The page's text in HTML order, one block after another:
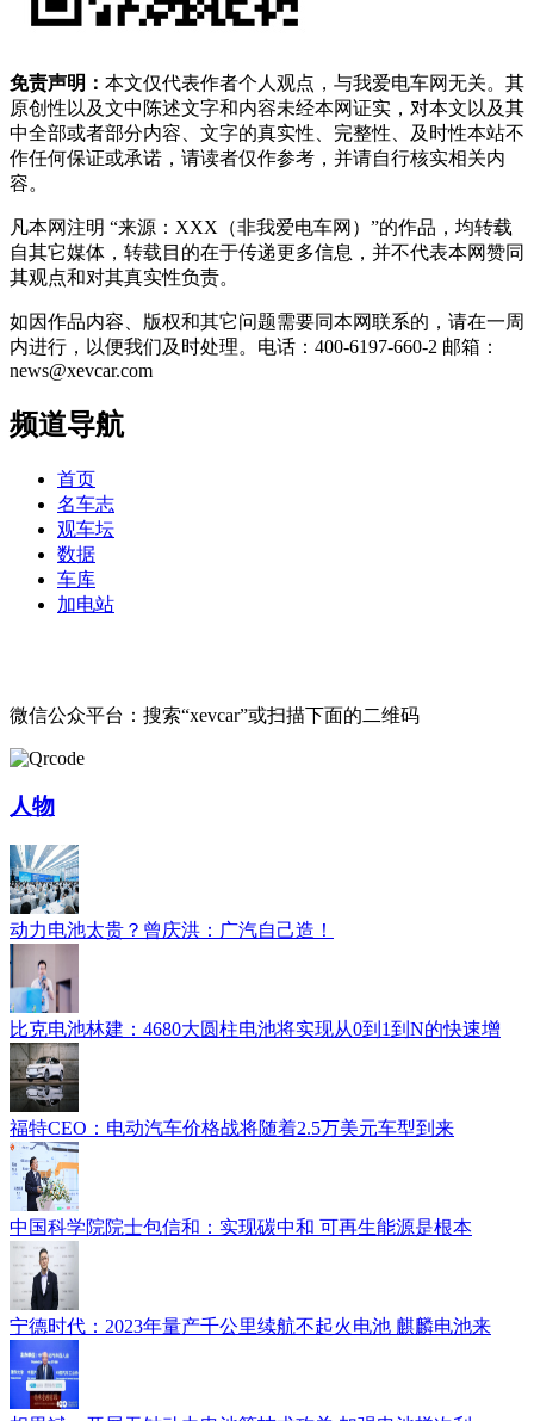
免责声明： 本文仅代表作者个人观点，与我爱电车网无关。其
原创性以及文中陈述文字和内容未经本网证实，对本文以及其
中全部或者部分内容、文字的真实性、完整性、及时性本站不
作任何保证或承诺，请读者仅作参考，并请自行核实相关内
容。
凡本网注明 “来源：XXX（非我爱电车网）”的作品，均转载
自其它媒体，转载目的在于传递更多信息，并不代表本网赞同
其观点和对其真实性负责。
如因作品内容、版权和其它问题需要同本网联系的，请在一周
内进行，以便我们及时处理。电话：400-6197-660-2 邮箱：
news@xevcar.com
频道导航
首页
名车志
观车坛
数据
车库
加电站
微信公众平台：搜索“xevcar”或扫描下面的二维码
人物
动力电池太贵？曾庆洪：广汽自己造！
比克电池林建：4680大圆柱电池将实现从0到1到N的快速增
福特CEO：电动汽车价格战将随着2.5万美元车型到来
中国科学院院士包信和：实现碳中和 可再生能源是根本
宁德时代：2023年量产千公里续航不起火电池 麒麟电池来